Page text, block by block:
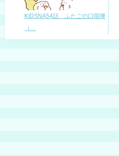
KIDSNA54話 ふたごの口喧嘩
（…